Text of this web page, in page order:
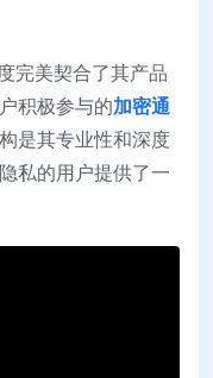
完美契合了其产品
积极参与的加密通
是其专业性和深度
私的用户提供了一